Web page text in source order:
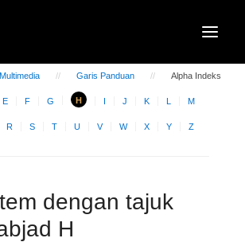
Multimedia Garis Panduan Alpha Indeks
E F G H I J K L M
R S T U V W X Y Z
dengan tajuk
H